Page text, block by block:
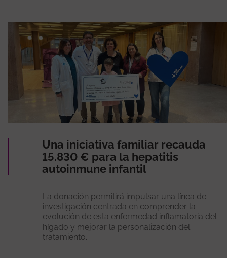
Una iniciativa familiar recauda
15.830 € para la hepatitis
autoinmune infantil
La donación permitirá impulsar una línea de
investigación centrada en comprender la
evolución de esta enfermedad inflamatoria del
hígado y mejorar la personalización del
tratamiento.